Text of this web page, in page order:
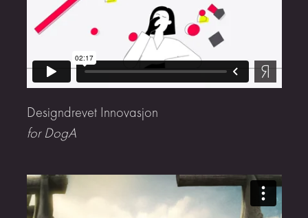
Designdrevet Innovasjon
for DogA